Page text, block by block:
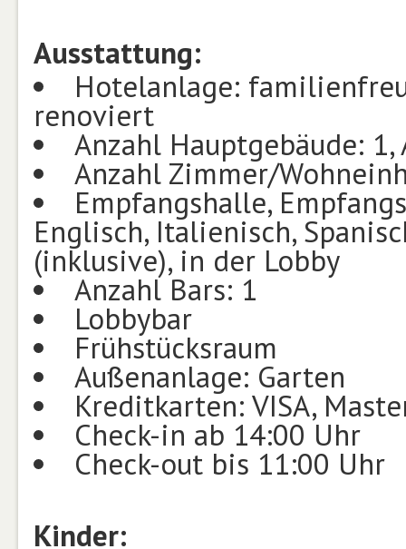
Ausstattung:
Hotelanlage:
renoviert
Anzahl Hauptgebäude:
Anzahl Zimmer/
Empfangshalle,
Englisch, Italienisch,
(inklusive), in der Lobby
Anzahl Bars: 1
Lobbybar
Frühstücksraum
Außenanlage: Garten
Kreditkarten: VISA,
Check-in ab 14:00 Uhr
Check-out bis 11:00 Uhr
Kinder: